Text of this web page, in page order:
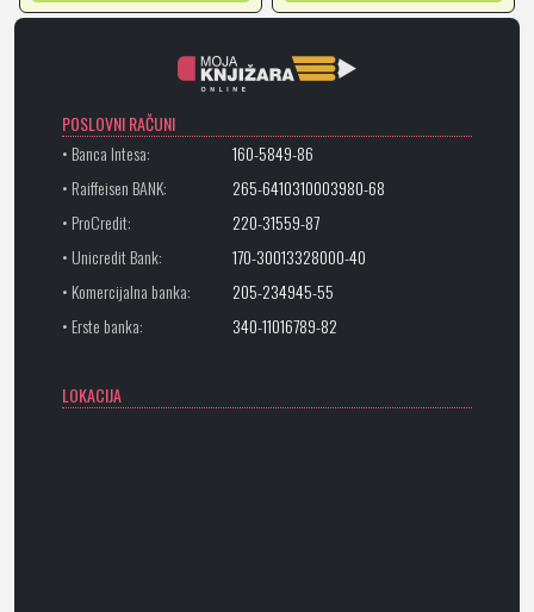
POSLOVNI RAČUNI
• Banca Intesa:
160-5849-86
• Raiffeisen BANK:
265-6410310003980-68
• ProCredit:
220-31559-87
• Unicredit Bank:
170-30013328000-40
• Komercijalna banka:
205-234945-55
• Erste banka:
340-11016789-82
LOKACIJA